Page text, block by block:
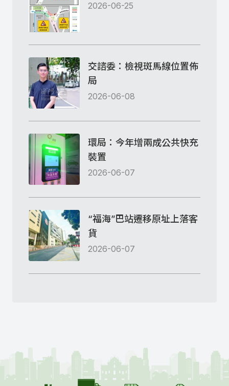
2026-06-25
交諮委：檢視斑馬線位置佈
局
2026-06-08
環局：今年增兩成公共快充
裝置
2026-06-07
“福海”巴站遷移原址上落客
貨
2026-06-07